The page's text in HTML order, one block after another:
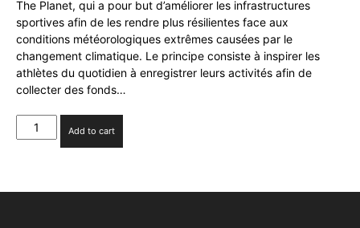
The Planet, qui a pour but d’améliorer les infrastructures
sportives afin de les rendre plus résilientes face aux
conditions météorologiques extrêmes causées par le
changement climatique. Le principe consiste à inspirer les
athlètes du quotidien à enregistrer leurs activités afin de
collecter des fonds…
adidas
renouvelle
annuelle
Add to cart